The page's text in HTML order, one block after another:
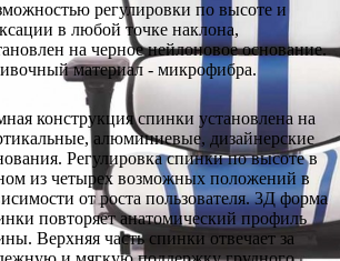
регулировки по высоте и
в любой точке наклона,
на черное нейлоновое основание.
материал - микрофибра.
конструкция спинки установлена на
алюминиевые, дизайнерские
Регулировка спинки по высоте в
из четырех возможных положений в
от роста пользователя. 3Д форма
повторяет анатомический профиль
Верхняя часть спинки отвечает за